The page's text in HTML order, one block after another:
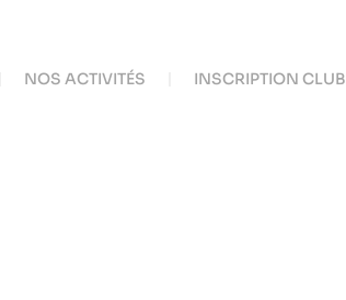
NOS ACTIVITÉS INSCRIPTION CLUB